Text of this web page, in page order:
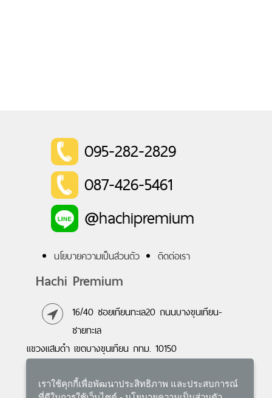
095-282-2829
087-426-5461
@hachipremium
นโยบายความเป็นส่วนตัว ติดต่อเรา
Hachi Premium
16/40 ซอยเทียนทะเล20 ถนนบางขุนเทียน-
ชายทะเล
แขวงแสมดำ เขตบางขุนเทียน กทม. 10150
เราใช้คุกกี้เพื่อพัฒนาประสิทธิภาพ และประสบการณ์